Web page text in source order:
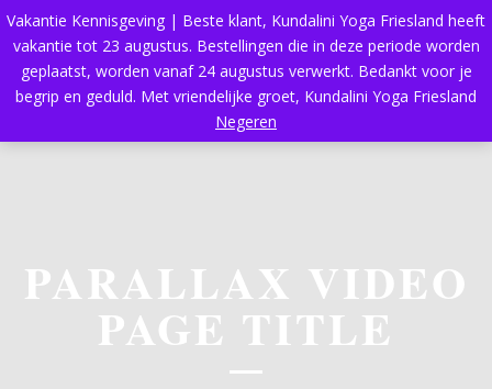
PARALLAX VIDEO
PAGE TITLE
Vakantie Kennisgeving | Beste klant, Kundalini Yoga Friesland heeft
vakantie tot 23 augustus. Bestellingen die in deze periode worden
geplaatst, worden vanaf 24 augustus verwerkt. Bedankt voor je
begrip en geduld. Met vriendelijke groet, Kundalini Yoga Friesland
Negeren